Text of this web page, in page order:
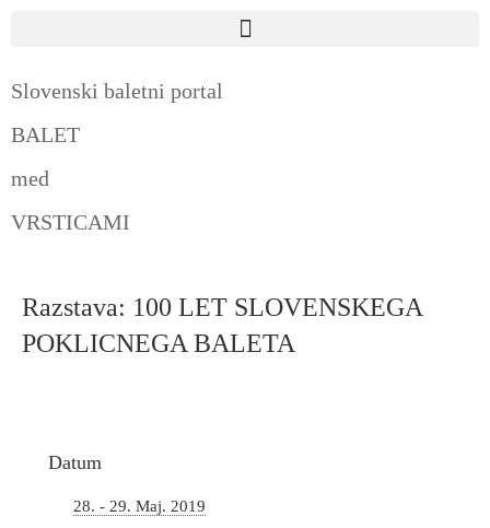
Slovenski baletni portal
BALET
med
VRSTICAMI
Razstava: 100 LET SLOVENSKEGA
POKLICNEGA BALETA
Datum
28. - 29. Maj. 2019